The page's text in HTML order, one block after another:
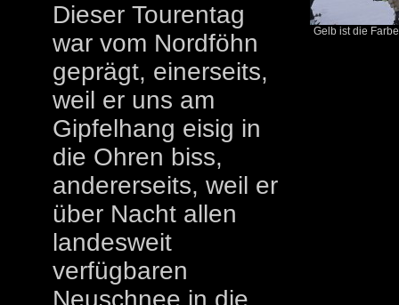
Gelb ist die
Dieser Tourentag
war vom Nordföhn
geprägt, einerseits,
weil er uns am
Gipfelhang eisig in
die Ohren biss,
andererseits, weil er
über Nacht allen
landesweit
verfügbaren
Neuschnee in die